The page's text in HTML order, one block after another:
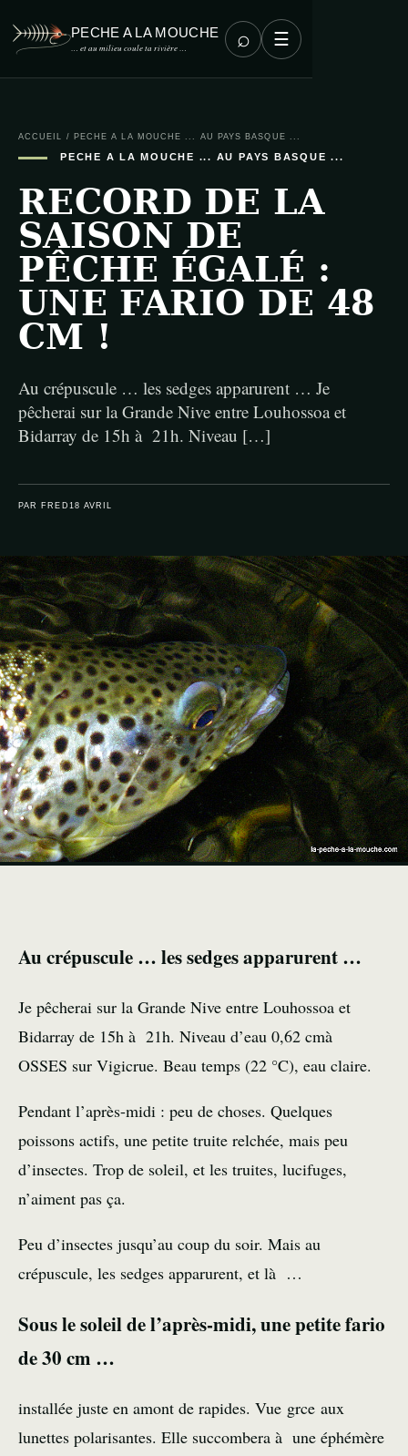
PECHE A LA MOUCHE
… et au milieu coule ta rivière … ⌕ ☰
ACCUEIL / PECHE A LA MOUCHE ... AU PAYS BASQUE ...
PECHE A LA MOUCHE ... AU PAYS BASQUE ...
RECORD DE LA
SAISON DE
PÊCHE ÉGALÉ :
UNE FARIO DE 48
CM !
Au crépuscule … les sedges apparurent … Je
pêcherai sur la Grande Nive entre Louhossoa et
Bidarray de 15h à 21h. Niveau […]
PAR FRED 18 AVRIL
Au crépuscule … les sedges apparurent …
Je pêcherai sur la Grande Nive entre Louhossoa et
Bidarray de 15h à 21h. Niveau d’eau 0,62 cmà
OSSES sur Vigicrue. Beau temps (22 °C), eau claire.
Pendant l’après-midi : peu de choses. Quelques
poissons actifs, une petite truite relchée, mais peu
d’insectes. Trop de soleil, et les truites, lucifuges,
n’aiment pas ça.
Peu d’insectes jusqu’au coup du soir. Mais au
crépuscule, les sedges apparurent, et là …
Sous le soleil de l’après-midi, une petite fario
de 30 cm …
installée juste en amont de rapides. Vue grce aux
lunettes polarisantes. Elle succombera à une éphémère